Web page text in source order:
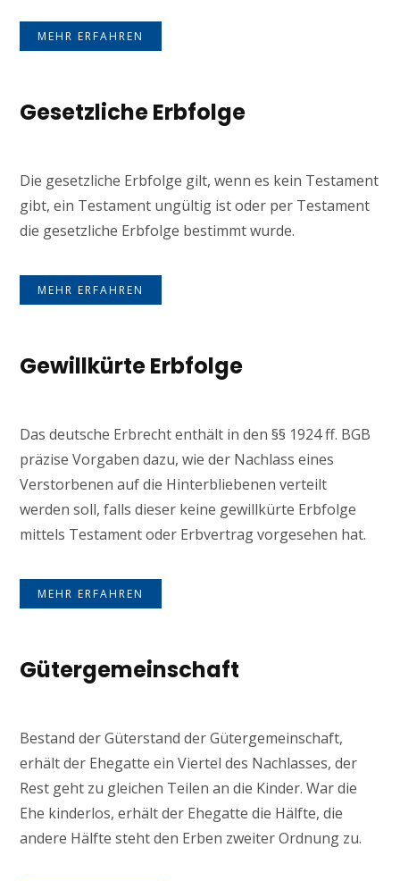
MEHR ERFAHREN
Gesetzliche Erbfolge
Die gesetzliche Erbfolge gilt, wenn es kein Testament
gibt, ein Testament ungültig ist oder per Testament
die gesetzliche Erbfolge bestimmt wurde.
MEHR ERFAHREN
Gewillkürte Erbfolge
Das deutsche Erbrecht enthält in den §§ 1924 ff. BGB
präzise Vorgaben dazu, wie der Nachlass eines
Verstorbenen auf die Hinterbliebenen verteilt
werden soll, falls dieser keine gewillkürte Erbfolge
mittels Testament oder Erbvertrag vorgesehen hat.
MEHR ERFAHREN
Gütergemeinschaft
Bestand der Güterstand der Gütergemeinschaft,
erhält der Ehegatte ein Viertel des Nachlasses, der
Rest geht zu gleichen Teilen an die Kinder. War die
Ehe kinderlos, erhält der Ehegatte die Hälfte, die
andere Hälfte steht den Erben zweiter Ordnung zu.